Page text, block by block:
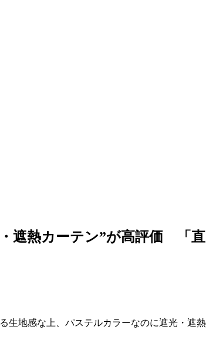
遮熱カーテン”が高評価 「直
生地感な上、パステルカラーなのに遮光・遮熱